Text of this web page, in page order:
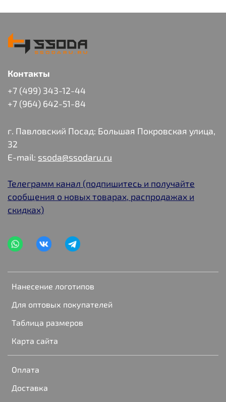
Нанесение логотипов
Для оптовых покупателей
Таблица размеров
Карта сайта
Оплата
Доставка
Контакты
+7 (499) 343-12-44
+7 (964) 642-51-84
г. Павловский Посад: Большая Покровская улица,
32
E-mail: ssoda@ssodaru.ru
Телеграмм канал (подпишитесь и получайте
сообщения о новых товарах, распродажах и
скидках)